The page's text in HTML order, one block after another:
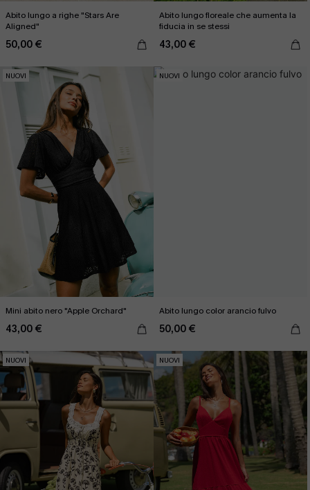
Abito lungo a righe "Stars Are
Aligned"
50,00 €
Abito lungo floreale che aumenta la
fiducia in se stessi
43,00 €
NUOVI
Mini abito nero "Apple Orchard"
43,00 €
NUOVI
Abito lungo color arancio fulvo
50,00 €
NUOVI NUOVI